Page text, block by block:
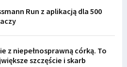
Run z aplikacją dla 500
z niepełnosprawną córką. To
szczęście i skarb